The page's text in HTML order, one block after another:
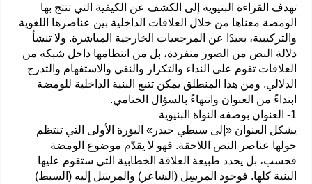
تهدف القراءة البنيوية إلى الكشف عن الكيفية التي تنتج بها
الومضة معناها من خلال العلاقات الداخلية بين عناصرها اللغوية
والتركيبية، بعيدًا عن المرجعيات الخارجية المباشرة. ولا تنشأ
دلالة النص من الصور منفردة، بل من انتظامها داخل شبكة من
العلاقات تقوم على النداء والتكرار والنفي والاستفهام والتدرج
الدلالي. ومن هذا المنطلق يمكن تتبع البنية الداخلية للومضة
ابتداءً من العنوان وانتهاءً بالسؤال الختامي.
1- العنوان بوصفه النواة البنيوية
يشكل العنوان «إلى سبطي حيدر» البؤرة الأولى التي تنتظم
حولها عناصر النص اللاحقة. فهو لا يقدّم موضوع الومضة
فحسب، بل يحدد طبيعة العلاقة الخطابية التي ستقوم عليها
البنية كلها. فوجود المرسِل (الشاعر) والمرسَل إليه (السبط)